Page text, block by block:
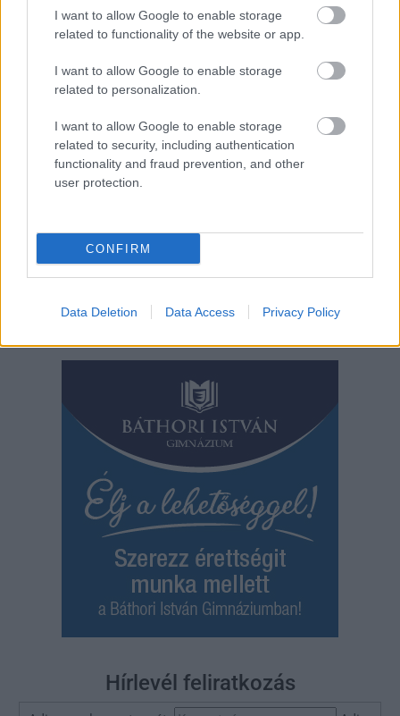
I want to allow Google to enable storage
related to functionality of the website or app.
I want to allow Google to enable storage
related to personalization.
I want to allow Google to enable storage
related to security, including authentication
functionality and fraud prevention, and other
user protection.
CONFIRM
Data Deletion Data Access Privacy Policy
2026.08.05.
Jászberény, indul a Csángó Fesztivál
Ismét a Kárpát-medencei folklór és a hagyományőrzés
központjává válik Jászberény, ma indul a XXXIV. Csángó
Hírlevél feliratkozás